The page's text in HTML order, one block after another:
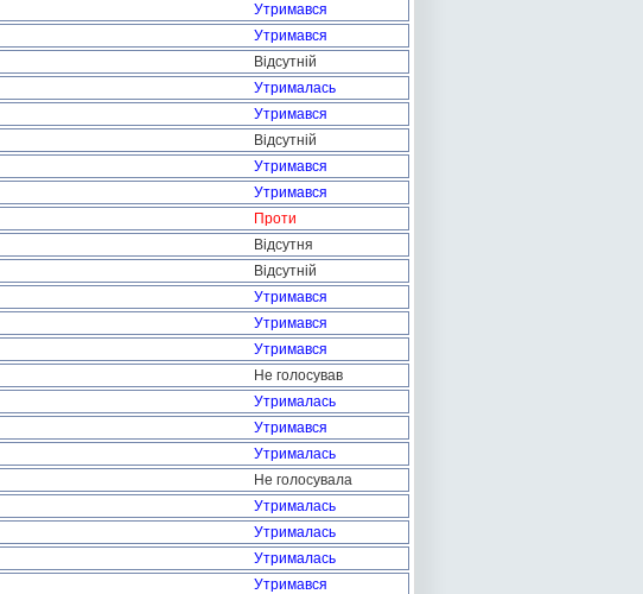
Утримався
Утримався
Відсутній
Утрималась
Утримався
Відсутній
Утримався
Утримався
Проти
Відсутня
Відсутній
Утримався
Утримався
Утримався
Не голосував
Утрималась
Утримався
Утрималась
Не голосувала
Утрималась
Утрималась
Утрималась
Утримався